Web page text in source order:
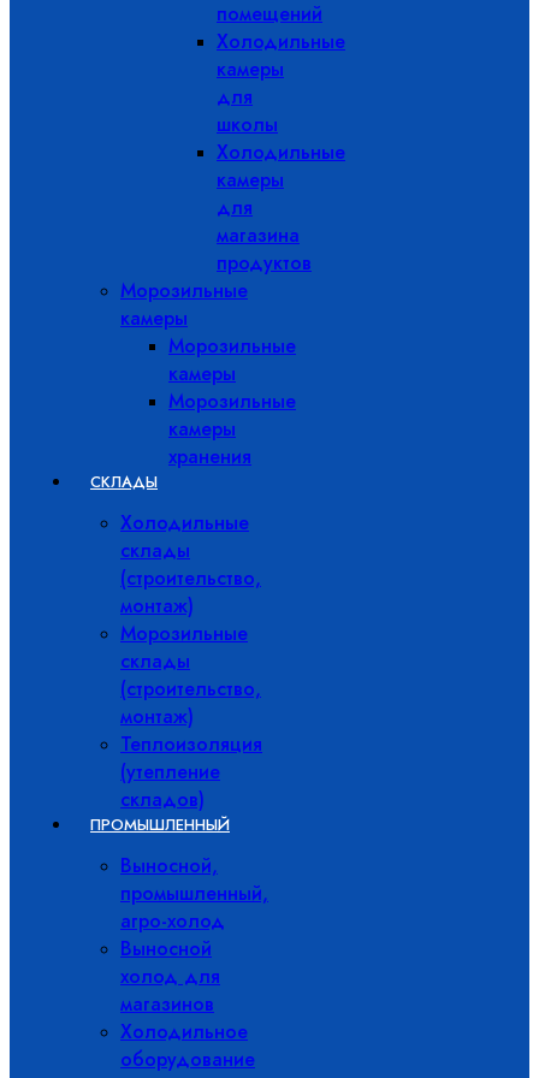
помещений
Холодильные
камеры
для
школы
Холодильные
камеры
для
магазина
продуктов
Морозильные
камеры
Морозильные
камеры
Морозильные
камеры
хранения
СКЛАДЫ
Холодильные
склады
(строительство,
монтаж)
Морозильные
склады
(строительство,
монтаж)
Теплоизоляция
(утепление
складов)
ПРОМЫШЛЕННЫЙ
Выносной,
промышленный,
агро-холод
Выносной
холод для
магазинов
Холодильное
оборудование